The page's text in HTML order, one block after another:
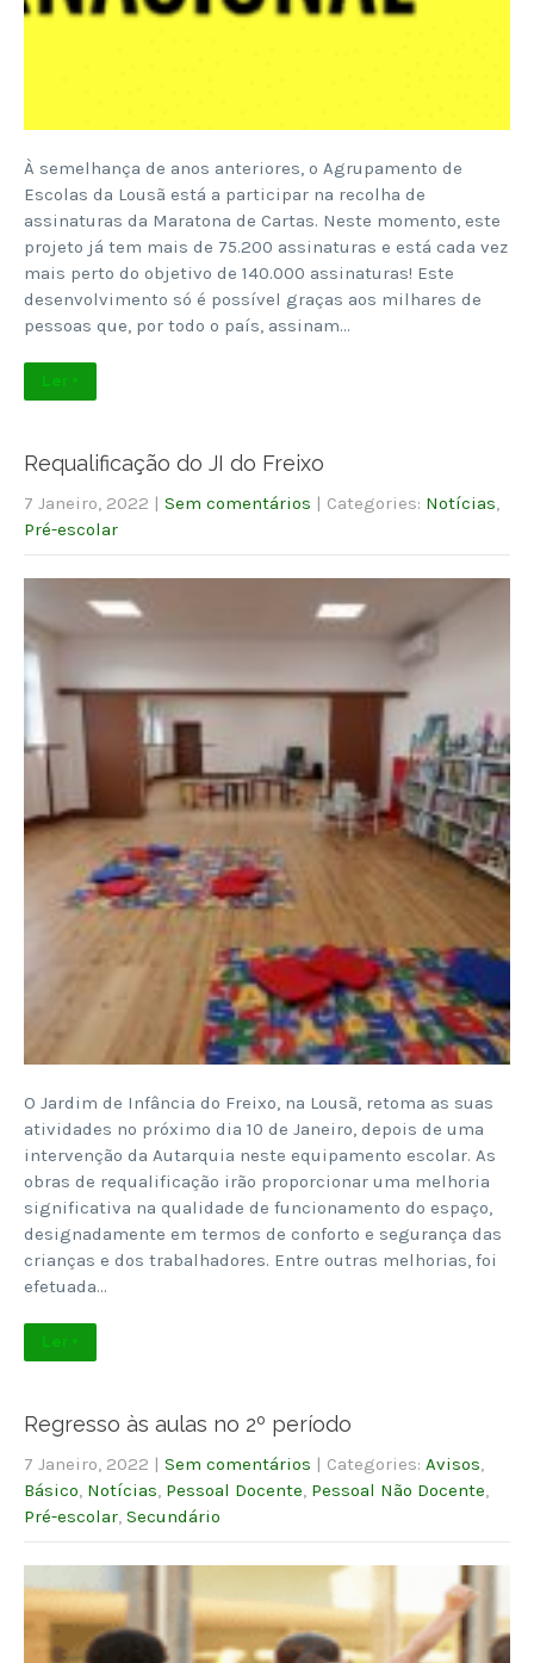
À semelhança de anos anteriores, o Agrupamento de
Escolas da Lousã está a participar na recolha de
assinaturas da Maratona de Cartas. Neste momento, este
projeto já tem mais de 75.200 assinaturas e está cada vez
mais perto do objetivo de 140.000 assinaturas! Este
desenvolvimento só é possível graças aos milhares de
pessoas que, por todo o país, assinam…
Ler +
Requalificação do JI do Freixo
7 Janeiro, 2022 | Sem comentários | Categories: Notícias
Pré-escolar
O Jardim de Infância do Freixo, na Lousã, retoma as suas
atividades no próximo dia 10 de Janeiro, depois de uma
intervenção da Autarquia neste equipamento escolar. As
obras de requalificação irão proporcionar uma melhoria
significativa na qualidade de funcionamento do espaço,
designadamente em termos de conforto e segurança das
crianças e dos trabalhadores. Entre outras melhorias, foi
efetuada…
Ler +
Regresso às aulas no 2º período
7 Janeiro, 2022 | Sem comentários | Categories: Avisos
Básico Notícias Pessoal Docente Pessoal Não Docente
Pré-escolar Secundário